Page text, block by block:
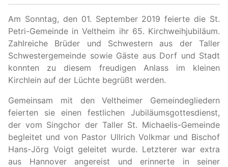
Am Sonntag, den 01. September 2019 feierte die St.
Petri-Gemeinde in Veltheim ihr 65. Kirchweihjubiläum.
Zahlreiche Brüder und Schwestern aus der Taller
Schwestergemeinde sowie Gäste aus Dorf und Stadt
konnten zu diesem freudigen Anlass im kleinen
Kirchlein auf der Lüchte begrüßt werden.
Gemeinsam mit den Veltheimer Gemeindegliedern
feierten sie einen festlichen Jubiläumsgottesdienst,
der vom Singchor der Taller St. Michaelis-Gemeinde
begleitet und von Pastor Ullrich Volkmar und Bischof
Hans-Jörg Voigt geleitet wurde. Letzterer war extra
aus Hannover angereist und erinnerte in seiner